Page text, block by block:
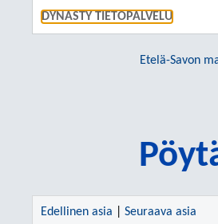
DYNASTY TIETOPALVELU
Etelä-Savon
Edellinen asia Seuraava asia